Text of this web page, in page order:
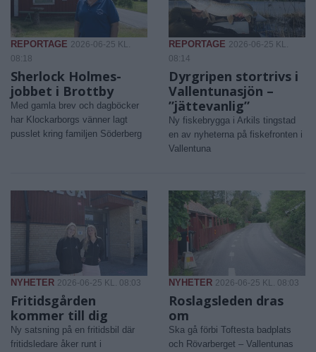
REPORTAGE 2026-06-25 KL.
08:18
Sherlock Holmes-
jobbet i Brottby
Med gamla brev och dagböcker
har Klockarborgs vänner lagt
pusslet kring familjen Söderberg
REPORTAGE 2026-06-25 KL.
08:14
Dyrgripen stortrivs i
Vallentunasjön –
”jättevanlig”
Ny fiskebrygga i Arkils tingstad
en av nyheterna på fiskefronten i
Vallentuna
NYHETER 2026-06-25 KL. 08:03
Fritidsgården
kommer till dig
Ny satsning på en fritidsbil där
fritidsledare åker runt i
NYHETER 2026-06-25 KL. 08:03
Roslagsleden dras
om
Ska gå förbi Toftesta badplats
och Rövarberget – Vallentunas